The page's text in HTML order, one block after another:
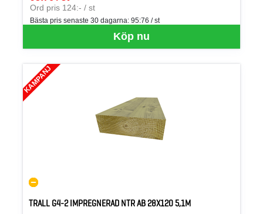
Köp nu
SEK per ST
Ord pris 124:- / st
Bästa pris senaste 30 dagarna: 95:76 / st
KAMPANJ
TRALL G4-2 IMPREGNERAD NTR AB 28X120 5,1M